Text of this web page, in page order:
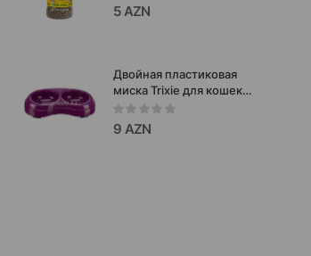
5 AZN
Двойная пластиковая
миска Trixie для кошек
или мелких собак.
Цвета в ассортименте.
Объем: 200 мл.
9 AZN